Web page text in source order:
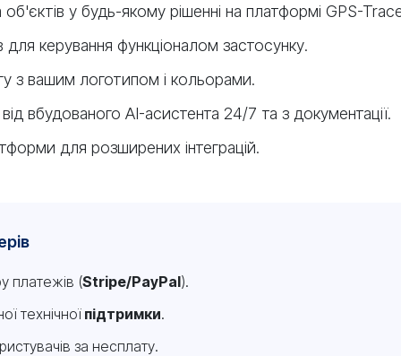
об'єктів у будь-якому рішенні на платформі GPS-
керування функціоналом застосунку.
з вашим логотипом і кольорами.
вбудованого AI-асистента 24/7 та з документації.
для розширених інтеграцій.
платежів (Stripe/PayPal).
технічної підтримки.
за несплату.